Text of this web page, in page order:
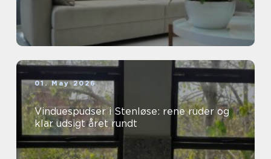
01. May 2026
Vinduespudser i Stenløse: rene ruder og
klar udsigt året rundt